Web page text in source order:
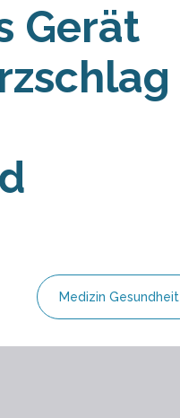
Gerät
Medizin Gesundheit